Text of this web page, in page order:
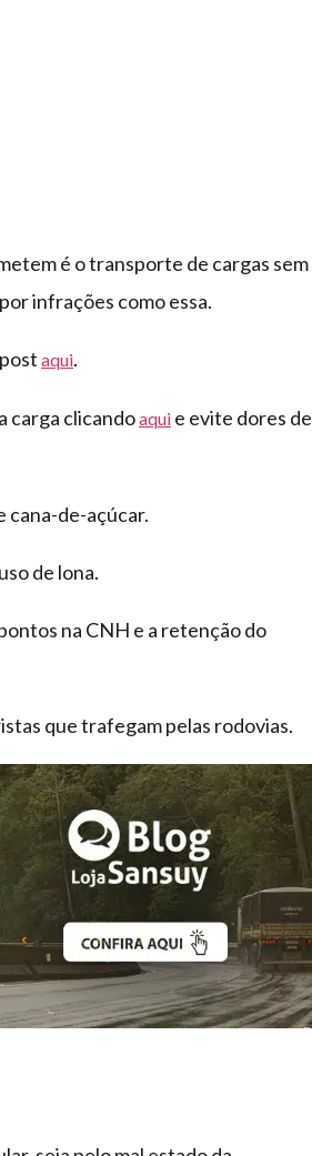
é o transporte de cargas sem
infrações como essa.
aqui.
carga clicandoaqui e evite dores de
cana-de-açúcar.
de lona.
na CNH e a retenção do
que trafegam pelas rodovias.